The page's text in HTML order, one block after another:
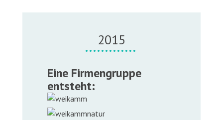
2015
Eine Firmengruppe
entsteht: